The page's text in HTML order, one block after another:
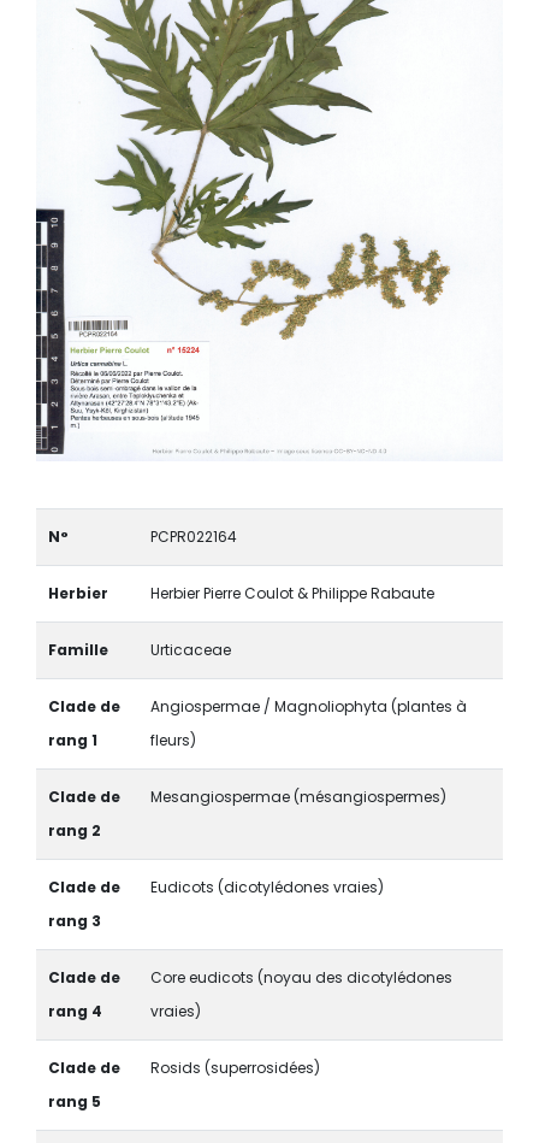
N° PCPR022164
Herbier Herbier Pierre Coulot & Philippe Rabaute
Famille Urticaceae
Clade de
rang 1
Angiospermae / Magnoliophyta (plantes à
fleurs)
Clade de
rang 2
Mesangiospermae (mésangiospermes)
Clade de
rang 3
Eudicots (dicotylédones vraies)
Clade de
rang 4
Core eudicots (noyau des dicotylédones
vraies)
Clade de
rang 5
Rosids (superrosidées)